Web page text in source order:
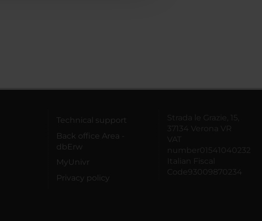
Technical support
Back office Area -
dbErw
MyUnivr
Privacy policy
Strada le Grazie, 15,
37134 Verona VR
VAT
number01541040232
Italian Fiscal
Code93009870234